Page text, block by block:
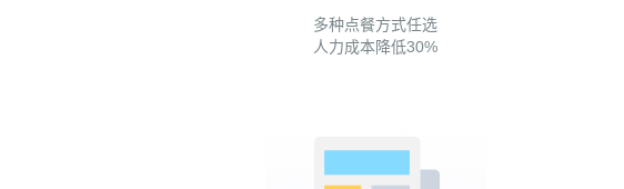
多种点餐方式任选
人力成本降低30%